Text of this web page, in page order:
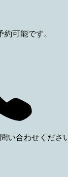
可能です。
い合わせくださ